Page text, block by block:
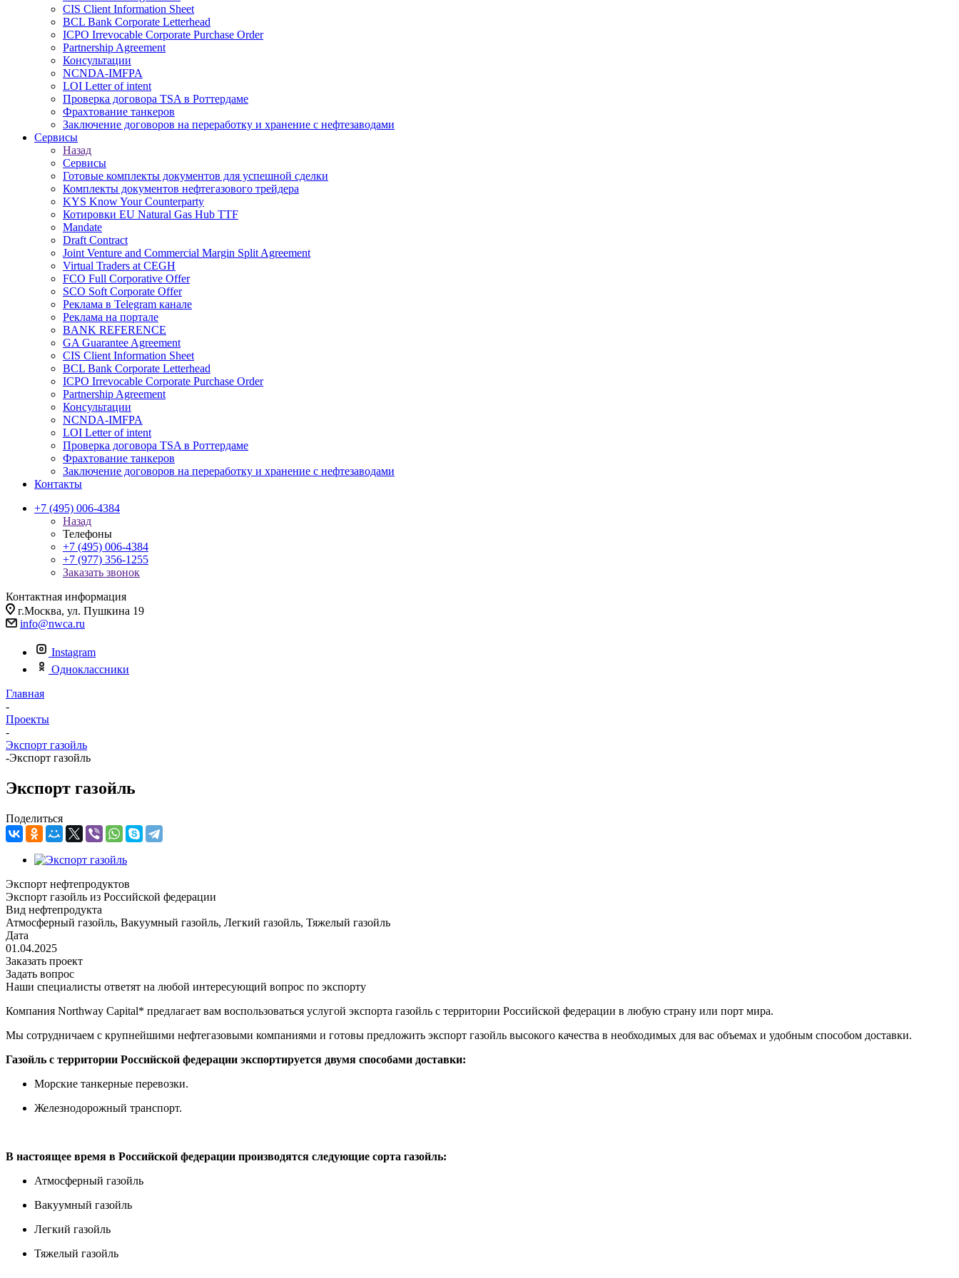
CIS Client Information Sheet
BCL Bank Corporate Letterhead
ICPO Irrevocable Corporate Purchase Order
Partnership Agreement
Консультации
NCNDA-IMFPA
LOI Letter of intent
Проверка договора TSA в Роттердаме
Фрахтование танкеров
Заключение договоров на переработку и хранение с нефтезаводами
Сервисы
Назад
Сервисы
Готовые комплекты документов для успешной сделки
Комплекты документов нефтегазового трейдера
KYS Know Your Counterparty
Котировки EU Natural Gas Hub TTF
Mandate
Draft Contract
Joint Venture and Commercial Margin Split Agreement
Virtual Traders at CEGH
FCO Full Corporative Offer
SCO Soft Corporate Offer
Реклама в Telegram канале
Реклама на портале
BANK REFERENCE
GA Guarantee Agreement
CIS Client Information Sheet
BCL Bank Corporate Letterhead
ICPO Irrevocable Corporate Purchase Order
Partnership Agreement
Консультации
NCNDA-IMFPA
LOI Letter of intent
Проверка договора TSA в Роттердаме
Фрахтование танкеров
Заключение договоров на переработку и хранение с нефтезаводами
Контакты
+7 (495) 006-4384
Назад
Телефоны
+7 (495) 006-4384
+7 (977) 356-1255
Заказать звонок
Контактная информация
г.Москва, ул. Пушкина 19
info@nwca.ru
Instagram
Одноклассники
Главная
-
Проекты
-
Экспорт газойль
-Экспорт газойль
Экспорт газойль
Поделиться
Экспорт нефтепродуктов
Экспорт газойль из Российской федерации
Вид нефтепродукта
Атмосферный газойль, Вакуумный газойль, Легкий газойль, Тяжелый газойль
Дата
01.04.2025
Заказать проект
Задать вопрос
Наши специалисты ответят на любой интересующий вопрос по экспорту
Компания Northway Capital* предлагает вам воспользоваться услугой экспорта газойль с территории Российской федерации в любую страну или порт мира.
Мы сотрудничаем с крупнейшими нефтегазовыми компаниями и готовы предложить экспорт газойль высокого качества в необходимых для вас объемах и удобным способом доставки.
Газойль с территории Российской федерации экспортируется двумя способами доставки:
Морские танкерные перевозки.
Железнодорожный транспорт.
В настоящее время в Российской федерации производятся следующие сорта газойль:
Атмосферный газойль
Вакуумный газойль
Легкий газойль
Тяжелый газойль